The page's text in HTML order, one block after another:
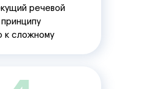
речевой
к сложному